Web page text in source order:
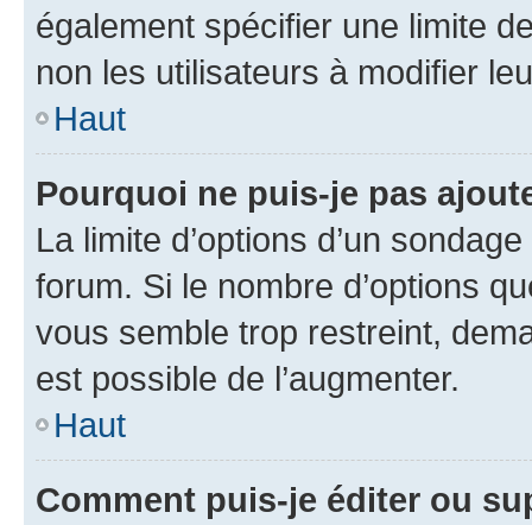
également spécifier une limite
non les utilisateurs à modifier
Haut
Pourquoi ne puis-je pas
La limite d’options d’un
forum. Si le nombre d’options
vous semble trop restreint,
est possible de l’augmenter.
Haut
Comment puis-je éditer ou